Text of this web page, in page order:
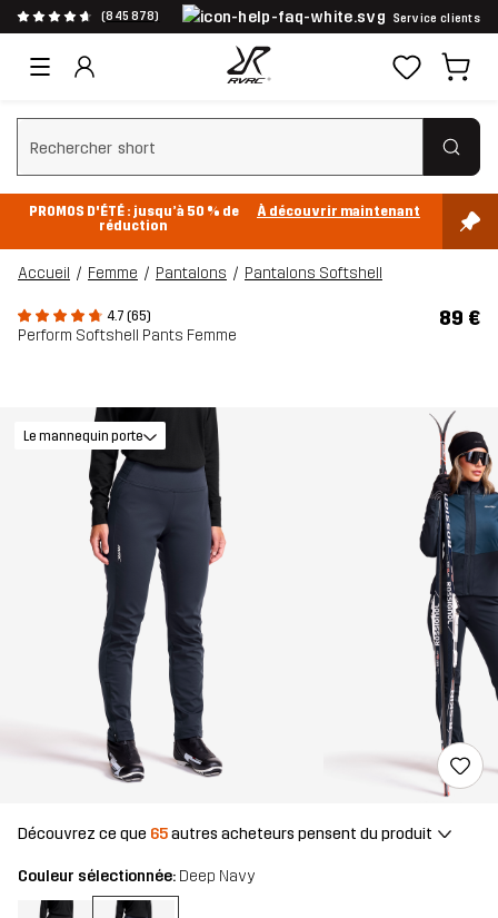
(845 878) Service clients
Effacer la recherche
PROMOS D'ÉTÉ : jusqu’à 50 % de
réduction
À découvrir maintenant
Accueil Femme Pantalons Pantalons Softshell
4.7 (65)
Perform Softshell Pants Femme
89 €
Le mannequin porte
Découvrez ce que 65autres acheteurs pensent du produit
Couleur sélectionnée: Deep Navy